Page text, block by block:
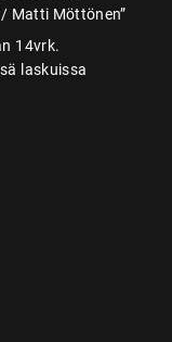
Matti Möttönen”
14vrk.
laskuissa